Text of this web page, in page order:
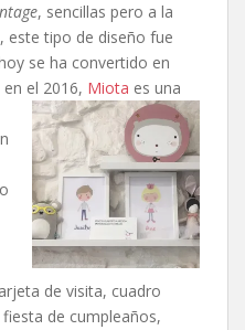
, sencillas pero a la
este tipo de diseño fue
se ha convertido en
el 2016, Miota es una
de visita, cuadro
de cumpleaños,